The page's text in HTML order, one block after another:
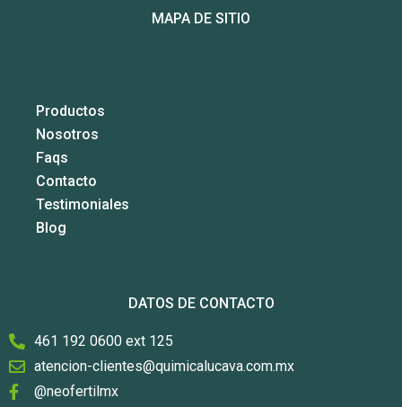
MAPA DE SITIO
Productos
Nosotros
Faqs
Contacto
Testimoniales
Blog
DATOS DE CONTACTO
461 192 0600 ext 125
atencion-clientes@quimicalucava.com.mx
@neofertilmx